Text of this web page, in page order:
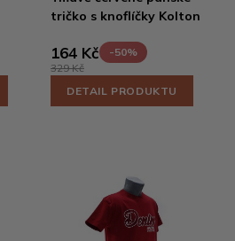
tričko s knoflíčky Kolton
164 Kč
-50%
329 Kč
DETAIL PRODUKTU